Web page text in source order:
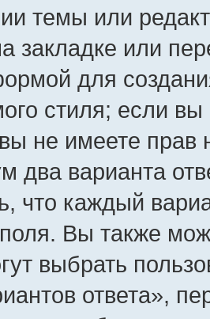
темы или
закладке или
для
стиля; если
не имеете прав
два варианта
что каждый
поля. Вы также
выбрать
ответа»,